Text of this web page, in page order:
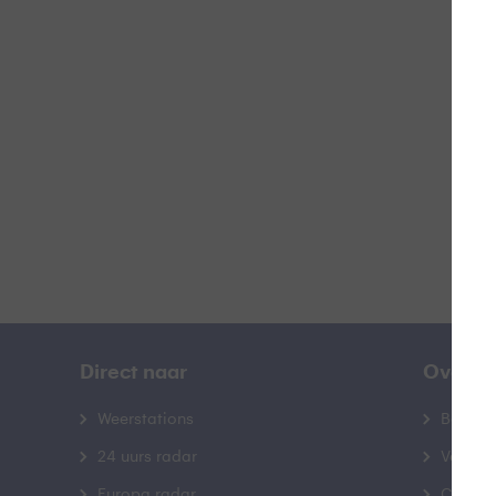
Direct naar
Weerstations
24 uurs radar
Over